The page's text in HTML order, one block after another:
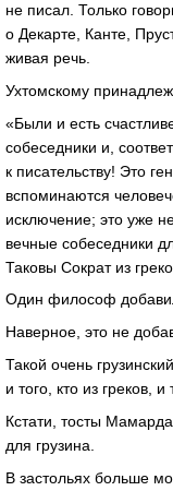
не писал. Только
о Декарте, Канте,
живая речь.
Ухтомскому
«Были и есть
собеседники и,
к писательству! Это
вспоминаются
исключение; это уже
вечные собеседники
Таковы Сократ из
Один философ
Наверное, это не
Такой очень
и того, кто из греков, и
Кстати, тосты
для грузина.
В застольях больше